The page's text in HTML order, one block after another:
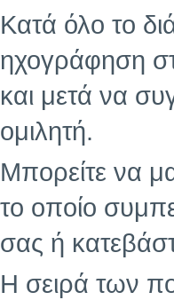
Κατά όλο το
ηχογράφηση
και μετά να
ομιλητή.
Μπορείτε να
το οποίο
σας ή
Η σειρά των